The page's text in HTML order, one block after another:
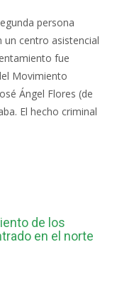
persona
un centro asistencial
fue
Movimiento
Ángel Flores (de
El hecho criminal
de los
en el norte